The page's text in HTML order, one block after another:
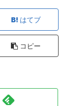
はてブ
コピー